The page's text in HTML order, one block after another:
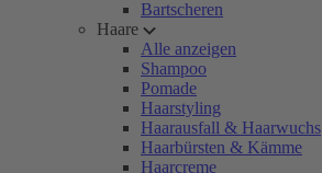
Bartscheren
Haare
Alle anzeigen
Shampoo
Pomade
Haarstyling
Haarausfall & Haarwuchs
Haarbürsten & Kämme
Haarcreme